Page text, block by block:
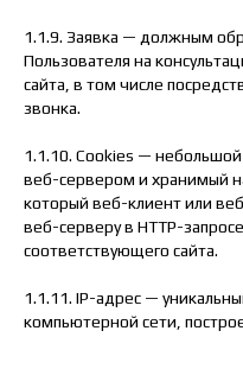
1.1.9. Заявка — должным
Пользователя на
сайта, в том числе
звонка.
1.1.10. Cookies —
веб-сервером и хранимый
который веб-клиент или
веб-серверу в HTTP-
соответствующего сайта.
1.1.11. IP-адрес —
компьютерной сети,